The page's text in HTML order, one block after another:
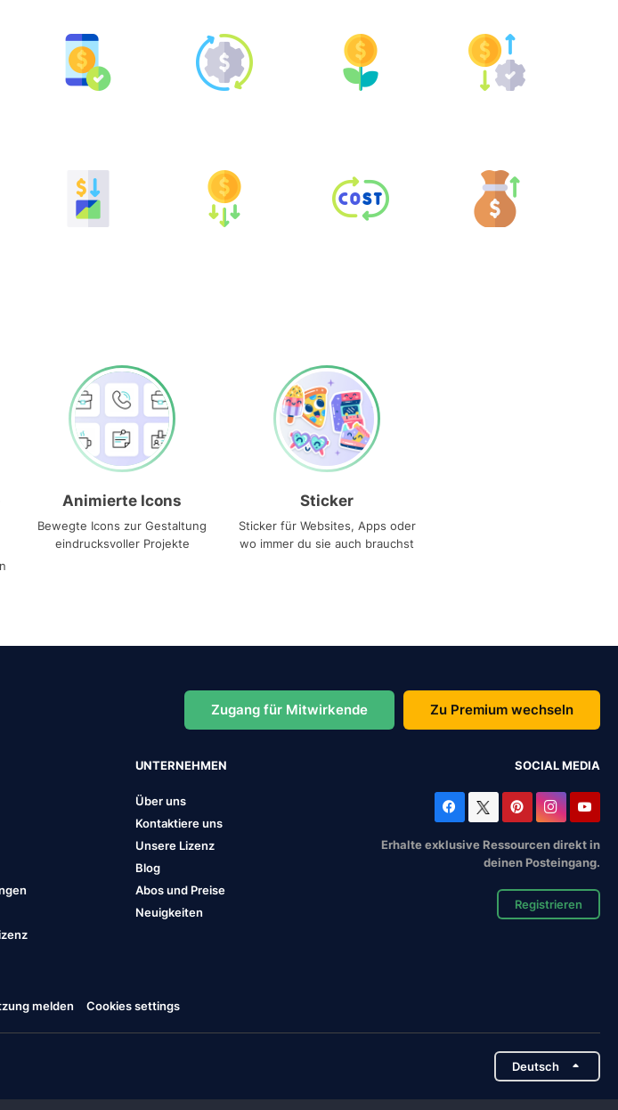
Animierte Icons
Bewegte Icons zur Gestaltung
eindrucksvoller Projekte
Sticker
Sticker für Websites, Apps oder
wo immer du sie auch brauchst
Zugang für Mitwirkende Zu Premium wechseln
UNTERNEHMEN
Über uns
Kontaktiere uns
Unsere Lizenz
Blog
Abos und Preise
Neuigkeiten
SOCIAL MEDIA
Erhalte exklusive Ressourcen direkt in
deinen Posteingang.
Registrieren
melden Cookies settings
Deutsch